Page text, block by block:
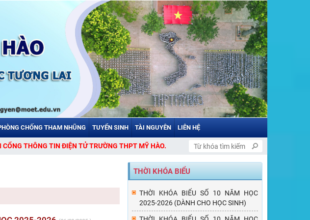
CHỐNG THAM NHŨNG TUYỂN SINH TÀI NGUYÊN LIÊN HỆ
TIN ĐIỆN TỬ TRƯỜNG THPT MỸ HÀO.
THỜI KHÓA BIỂU
THỜI KHÓA BIỂU SỐ 10 NĂM HỌC
2025-2026 (DÀNH CHO HỌC SINH)